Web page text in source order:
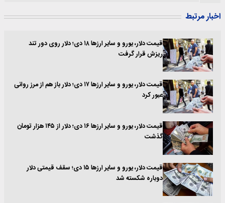
اخبار مرتبط
قیمت دلار، یورو و سایر ارزها ۱۸ دی؛ دلار روی دور تند
ریزش قرار گرفت
قیمت دلار، یورو و سایر ارزها ۱۷ دی؛ دلار باز هم از مرز روانی
عبور کرد
قیمت دلار، یورو و سایر ارزها ۱۶ دی؛ دلار از ۱۴۵ هزار تومان
گذشت
قیمت دلار، یورو و سایر ارزها ۱۵ دی؛ سقف قیمتی دلار
دوباره شکسته شد